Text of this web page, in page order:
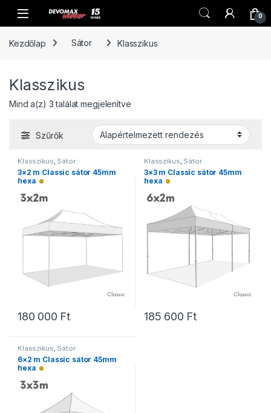
Open 0
Kezdőlap Sátor Klasszikus
Klasszikus
Mind a(z) 3 találat megjelenítve
Szűrők
Klasszikus, Sátor
3×2 m Classic sátor 45mm
hexa Alacsony raktárkészlet
180 000 Ft
Klasszikus, Sátor
3×3 m Classic sátor 45mm
hexa Alacsony raktárkészlet
185 600 Ft
Klasszikus, Sátor
6×2 m Classic sátor 45mm
hexa Alacsony raktárkészlet